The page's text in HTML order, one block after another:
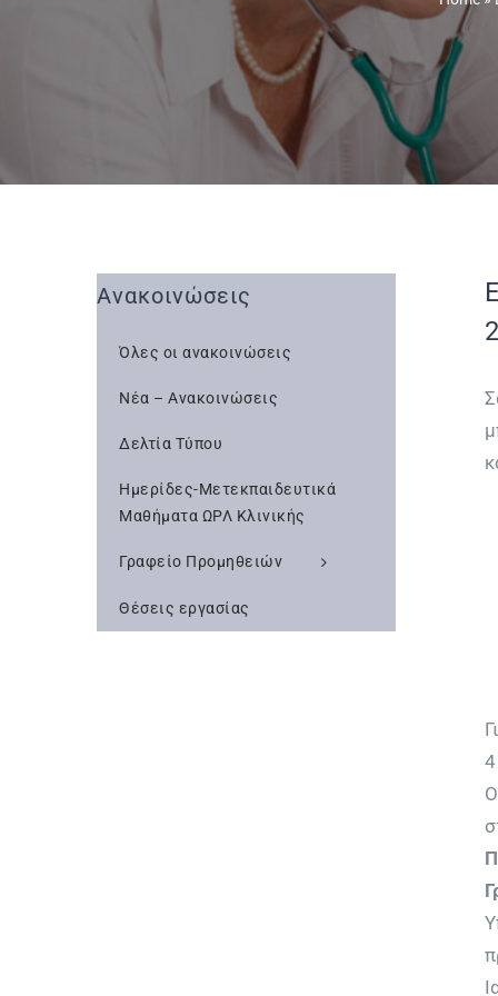
Ανακοινώσεις
Όλες οι ανακοινώσεις
Νέα – Ανακοινώσεις
Δελτία Τύπου
Ημερίδες-Μετεκπαιδευτικά
Μαθήματα ΩΡΛ Κλινικής
Γραφείο Προμηθειών
Θέσεις εργασίας